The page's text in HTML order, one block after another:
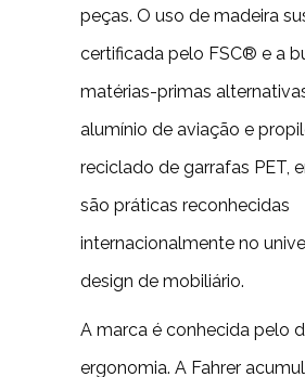
peças. O uso de madeira
certificada pelo FSC® e a
matérias-primas
alumínio de aviação e
reciclado de garrafas PET,
são práticas reconhecidas
internacionalmente no
design de mobiliário.
A marca é conhecida pelo
ergonomia. A Fahrer